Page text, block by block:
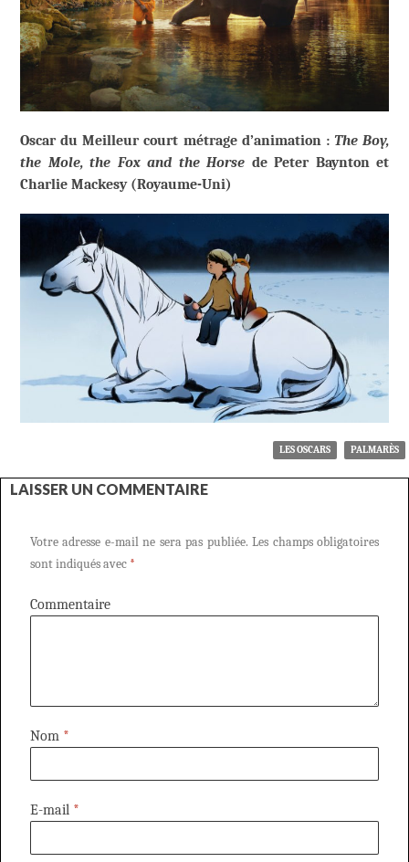
Oscar du Meilleur court métrage d’animation : The Boy,
the Mole, the Fox and the Horse de Peter Baynton et
Charlie Mackesy (Royaume-Uni)
LES OSCARS PALMARÈS
LAISSER UN COMMENTAIRE
Votre adresse e-mail ne sera pas publiée. Les champs obligatoires
sont indiqués avec *
Commentaire
Nom *
E-mail *